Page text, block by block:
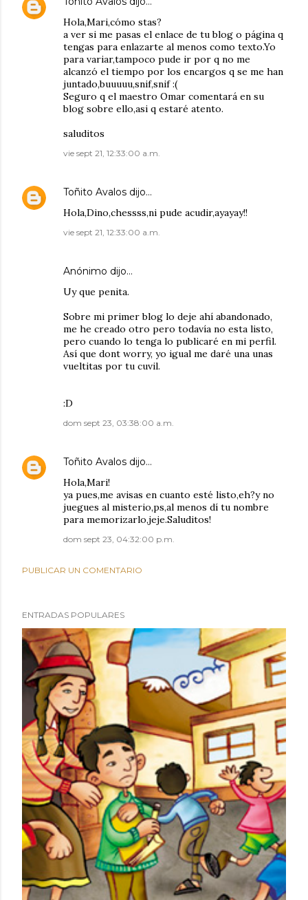
Hola,Mari,cómo stas?
a ver si me pasas el enlace de tu blog o página q
tengas para enlazarte al menos como texto.Yo
para variar,tampoco pude ir por q no me
alcanzó el tiempo por los encargos q se me han
juntado,buuuuu,snif,snif :(
Seguro q el maestro Omar comentará en su
blog sobre ello,asi q estaré atento.
saluditos
vie sept 21, 12:33:00 a.m.
Toñito Avalos dijo…
Hola,Dino,chessss,ni pude acudir,ayayay!!
vie sept 21, 12:33:00 a.m.
Anónimo dijo…
Uy que penita.
Sobre mi primer blog lo deje ahí abandonado,
me he creado otro pero todavía no esta listo,
pero cuando lo tenga lo publicaré en mi perfil.
Así que dont worry, yo igual me daré una unas
vueltitas por tu cuvil.
:D
dom sept 23, 03:38:00 a.m.
Toñito Avalos dijo…
Hola,Mari!
ya pues,me avisas en cuanto esté listo,eh?y no
juegues al misterio,ps,al menos dí tu nombre
para memorizarlo,jeje.Saluditos!
dom sept 23, 04:32:00 p.m.
PUBLICAR UN COMENTARIO
ENTRADAS POPULARES